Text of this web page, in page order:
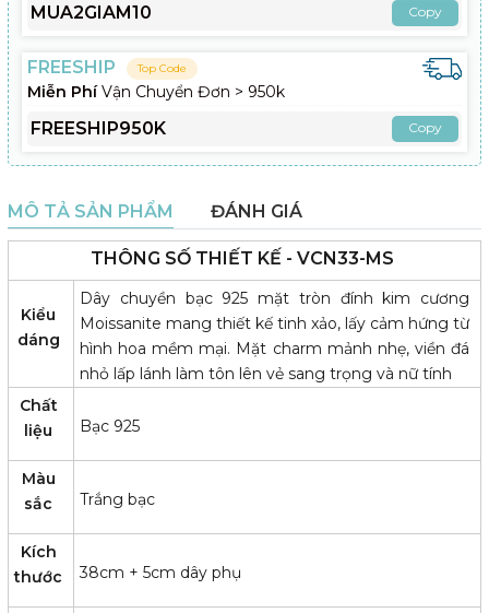
MUA2GIAM10 Copy
FREESHIP Top Code
Miễn PhíVận Chuyển Đơn > 950k
FREESHIP950K Copy
MÔ TẢ SẢN PHẨM ĐÁNH GIÁ
THÔNG SỐ THIẾT KẾ - VCN33-MS
Kiểu
dáng
Dây chuyền bạc 925 mặt tròn đính kim cương
Moissanite mang thiết kế tinh xảo, lấy cảm hứng từ
hình hoa mềm mại. Mặt charm mảnh nhẹ, viền đá
nhỏ lấp lánh làm tôn lên vẻ sang trọng và nữ tính
Chất
liệu
Bạc 925
Màu
sắc
Trắng bạc
Kích
thước
38cm + 5cm dây phụ